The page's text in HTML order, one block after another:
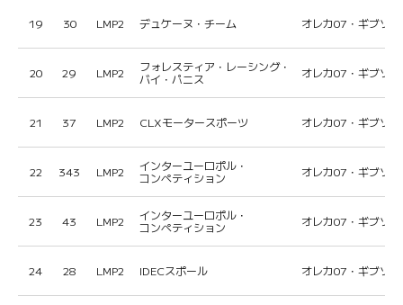
19 30 LMP2 デュケーヌ・チーム オレカ07・ギブソン
20 29 LMP2
フォレスティア・レーシング・
バイ・パニス
オレカ07・ギブソン
21 37 LMP2 CLXモータースポーツ オレカ07・ギブソン
22 343 LMP2
インターユーロポル・
コンペティション
オレカ07・ギブソン
23 43 LMP2
インターユーロポル・
コンペティション
オレカ07・ギブソン
24 28 LMP2 IDECスポール オレカ07・ギブソン